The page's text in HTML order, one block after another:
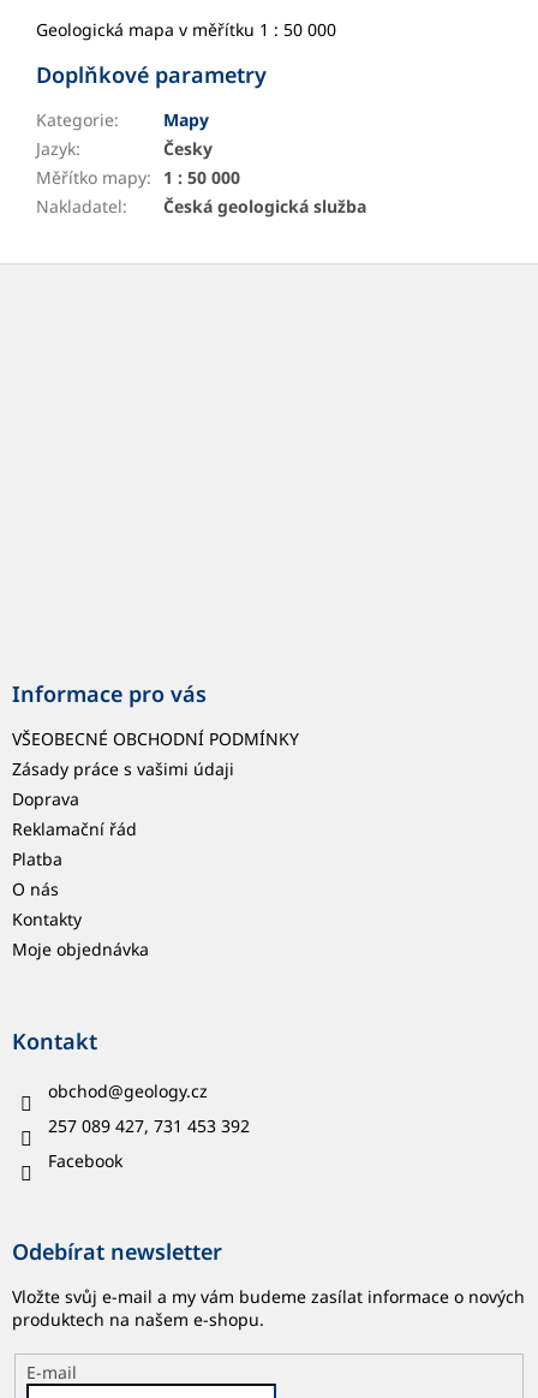
Geologická mapa v měřítku 1 : 50 000
Doplňkové parametry
Kategorie:
Mapy
Jazyk:
Česky
Měřítko mapy:
1 : 50 000
Nakladatel: Česká geologická služba
Z
Informace pro vás
VŠEOBECNÉ OBCHODNÍ PODMÍNKY
Zásady práce s vašimi údaji
Doprava
Reklamační řád
Platba
O nás
Kontakty
Moje objednávka
Kontakt
obchod@geology.cz
257 089 427, 731 453 392
Facebook
Odebírat newsletter
Vložte svůj e-mail a my vám budeme zasílat informace o nových
produktech na našem e-shopu.
E-mail